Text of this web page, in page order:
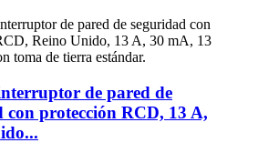
de pared de
con protección RCD, 13 A,